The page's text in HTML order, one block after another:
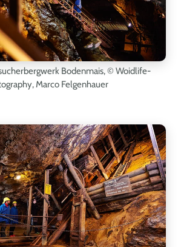
Bodenmais,© Woidlife-
Marco Felgenhauer